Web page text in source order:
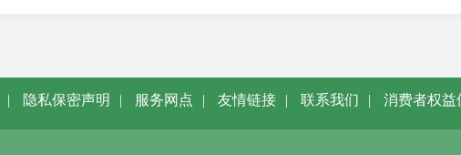
| 隐私保密声明 | 服务网点 | 友情链接 | 联系我们 | 消费者权益